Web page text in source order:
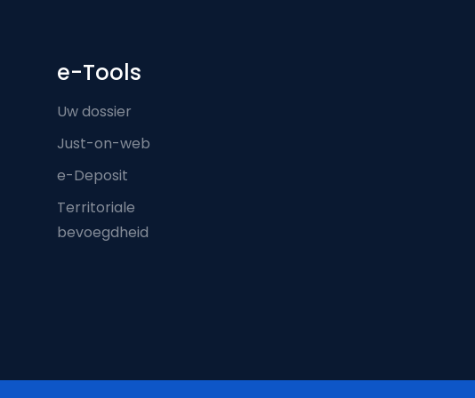
e-Tools
Uw dossier
Just-on-web
e-Deposit
Territoriale
bevoegdheid